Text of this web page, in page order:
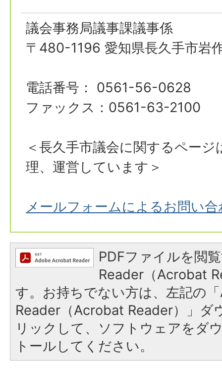
議会事務局議事課議事係
〒480-1196 愛知県長久手市岩
電話番号： 0561-56-0628
ファックス：0561-63-2100
＜長久手市議会に関するペー
理、運営しています＞
メールフォームによるお問い合
PDFファイルを閲
Reader（Acrobat
す。お持ちでない方は、左記の
Reader（Acrobat Reader）」ダ
リックして、ソフトウェアをダ
トールしてください。